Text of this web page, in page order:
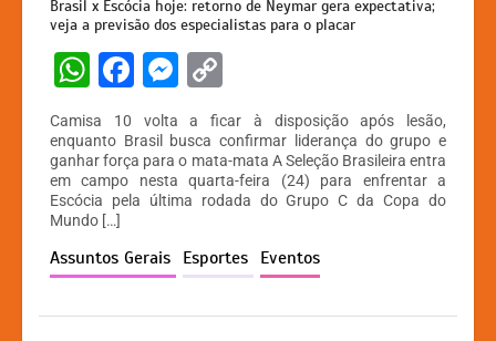
Brasil x Escócia hoje: retorno de Neymar gera expectativa;
veja a previsão dos especialistas para o placar
W
at
s
A
p
p
F
c
e
b
o
o
k
M
s
s
e
n
g
er
p
y
Li
n
k
Camisa 10 volta a ficar à disposição após lesão,
enquanto Brasil busca confirmar liderança do grupo e
ganhar força para o mata-mata A Seleção Brasileira entra
em campo nesta quarta-feira (24) para enfrentar a
Escócia pela última rodada do Grupo C da Copa do
Mundo […]
Assuntos Gerais Esportes Eventos